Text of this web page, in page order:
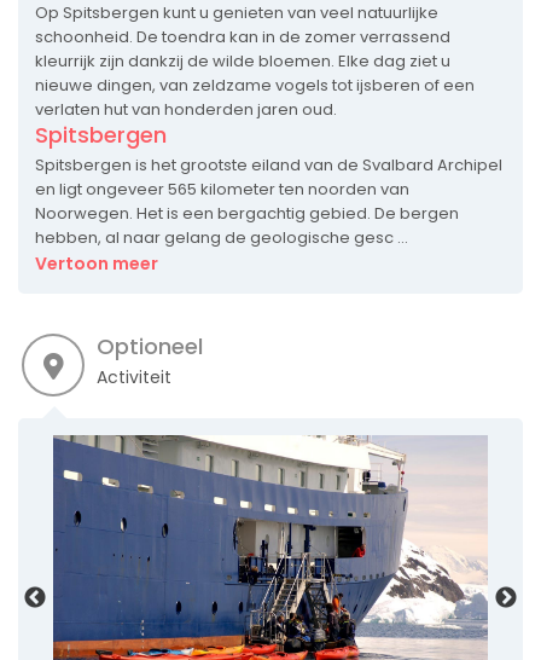
Op Spitsbergen kunt u genieten van veel natuurlijke
schoonheid. De toendra kan in de zomer verrassend
kleurrijk zijn dankzij de wilde bloemen. Elke dag ziet u
nieuwe dingen, van zeldzame vogels tot ijsberen of een
verlaten hut van honderden jaren oud.
Spitsbergen
Spitsbergen is het grootste eiland van de Svalbard Archipel
en ligt ongeveer 565 kilometer ten noorden van
Noorwegen. Het is een bergachtig gebied. De bergen
hebben, al naar gelang de geologische gesc ...
Vertoon meer
Optioneel
Activiteit